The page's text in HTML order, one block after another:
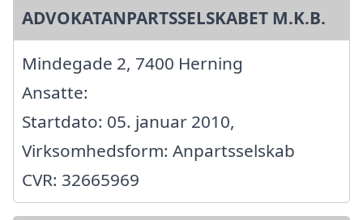
ADVOKATANPARTSSELSKABET M.K.B.
Mindegade 2, 7400 Herning
Ansatte:
Startdato: 05. januar 2010,
Virksomhedsform: Anpartsselskab
CVR: 32665969